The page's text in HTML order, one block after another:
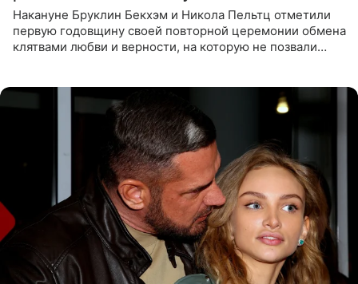
Накануне Бруклин Бекхэм и Никола Пельтц отметили
первую годовщину своей повторной церемонии обмена
клятвами любви и верности, на которую не позвали